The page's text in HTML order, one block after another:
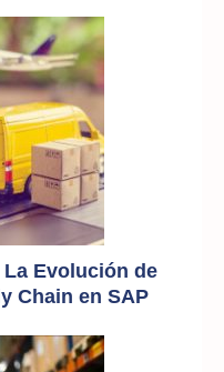
Evolución de
Chain en SAP